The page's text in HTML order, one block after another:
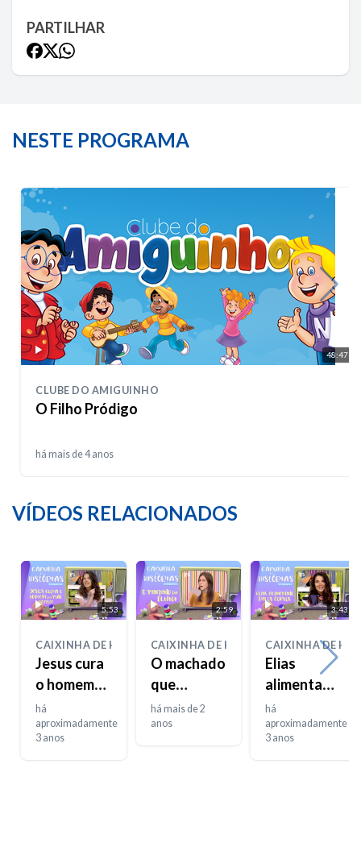
PARTILHAR
NESTE PROGRAMA
48:47
CLUBE DO AMIGUINHO
O Filho Pródigo
há mais de 4 anos
VÍDEOS RELACIONADOS
5:53
CAIXINHA DE HISTÓRIAS
Jesus cura
o homem
da mão
doente
há
aproximadamente
3 anos
2:59
CAIXINHA DE HISTÓRIAS
O machado
que
flutuou
há mais de 2
anos
3:43
CAIXINHA DE
Elias
alimentado
pelos
corvos
há
aproximadamente
3 anos